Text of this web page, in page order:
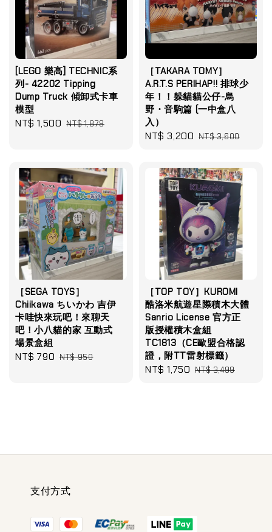
[LEGO 樂高] TECHNIC系
列- 42202 Tipping
Dump Truck 傾卸式卡車
模型
Sale
NT$ 1,500 Regular
NT$ 1,879
［TAKARA TOMY］
A.R.T.S PERIHAP!! 排球少
年！！躲貓貓公仔-烏
野・音駒篇 (一中盒八
入）
Sale
NT$ 3,200 Regular
NT$ 3,600
［SEGA TOYS］
Chiikawa ちいかわ 吉伊
卡哇快來玩吧！來聊天
吧！小八貓的家 互動式
場景盒組
Sale
NT$ 790 Regular
NT$ 950
［TOP TOY］KUROMI
酷洛米航遊星際積木大體
Sanrio License 官方正
版授權積木盒組
TC1813（CE歐盟合格認
證，附TT雷射標籤）
Sale
NT$ 1,750 Regular
NT$ 3,499
支付方式